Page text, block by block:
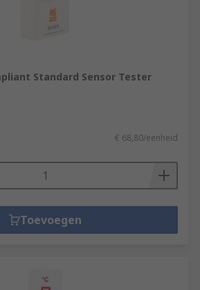
Standard Sensor Tester
€ 68,80/eenheid
Toevoegen